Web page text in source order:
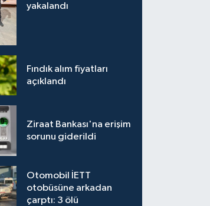
yakalandı
Fındık alım fiyatları
açıklandı
Ziraat Bankası'na erişim
sorunu giderildi
Otomobil İETT
otobüsüne arkadan
çarptı: 3 ölü